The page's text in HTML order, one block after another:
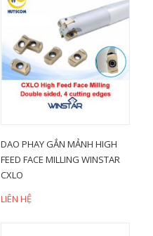
DAO PHAY GẮN MẢNH HIGH
FEED FACE MILLING WINSTAR
CXLO
LIÊN HỆ